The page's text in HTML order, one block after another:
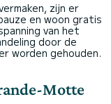
zijn er
en woon gratis
van het
door de
worden gehouden.
Motte